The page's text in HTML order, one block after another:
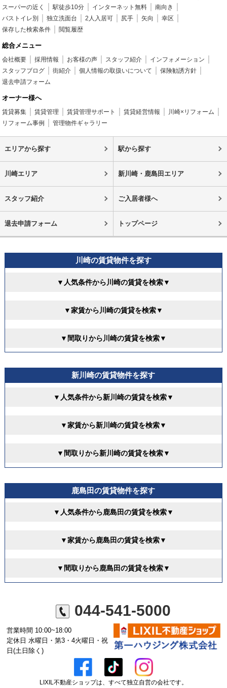
スーパーの近く
駅徒歩10分 インターネット無料
南向き
バストイレ別
独立洗面台 2人入居可 尻手 矢向
幸区
保存した検索条件
閲覧履歴
総合メニュー
会社概要 採用情報 お客様の声 スタッフ紹介
インフォメーション
スタッフブログ
街紹介 個人情報の取扱いについて
保険勧誘方針
退去申請フォーム
オーナー様へ
賃貸募集 賃貸管理 賃貸管理サポート 賃貸経営情報
川崎×リフォーム
リフォーム事例
管理物件ギャラリー
エリアから探す 駅から探す
川崎エリア 新川崎・鹿島田エリア
スタッフ紹介 ご入居者様へ
退去申請フォーム トップページ
川崎の賃貸物件を探す
▼人気条件から川崎の賃貸を検索▼
▼家賃から川崎の賃貸を検索▼
▼間取りから川崎の賃貸を検索▼
新川崎の賃貸物件を探す
▼人気条件から新川崎の賃貸を検索▼
▼家賃から新川崎の賃貸を検索▼
▼間取りから新川崎の賃貸を検索▼
鹿島田の賃貸物件を探す
▼人気条件から鹿島田の賃貸を検索▼
▼家賃から鹿島田の賃貸を検索▼
▼間取りから鹿島田の賃貸を検索▼
044-541-5000
営業時間 10:00~18:00
定休日 水曜日・第3・4火曜日・祝
日(土日除く)
LIXIL不動産ショップは、すべて独立自営の会社です。